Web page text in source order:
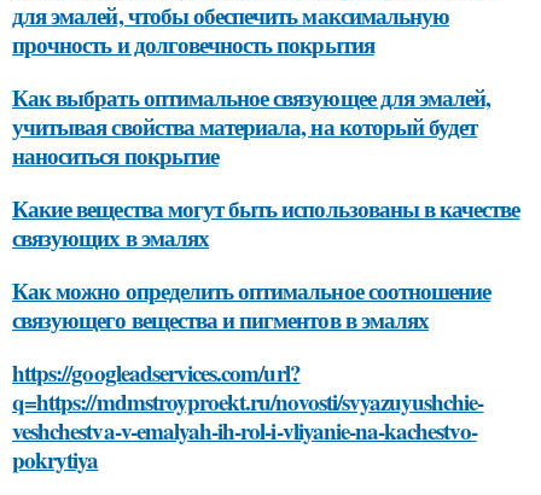
для эмалей, чтобы обеспечить максимальную
прочность и долговечность покрытия
Как выбрать оптимальное связующее для эмалей,
учитывая свойства материала, на который будет
наноситься покрытие
Какие вещества могут быть использованы в качестве
связующих в эмалях
Как можно определить оптимальное соотношение
связующего вещества и пигментов в эмалях
https://googleadservices.com/url?
q=https://mdmstroyproekt.ru/novosti/svyazuyushchie-
veshchestva-v-emalyah-ih-rol-i-vliyanie-na-kachestvo-
pokrytiya